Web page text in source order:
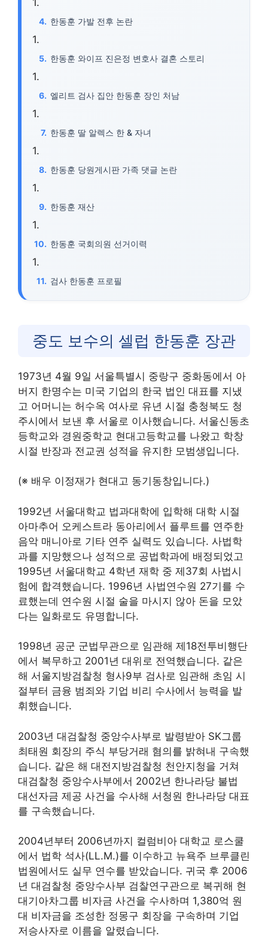
한동훈 가발 전후 논란
한동훈 와이프 진은정 변호사 결혼 스토리
엘리트 검사 집안 한동훈 장인 처남
한동훈 딸 알렉스 한 & 자녀
한동훈 당원게시판 가족 댓글 논란
한동훈 재산
한동훈 국회의원 선거이력
검사 한동훈 프로필
중도 보수의 셀럽 한동훈 장관
1973년 4월 9일 서울특별시 중랑구 중화동에서 아
버지 한명수는 미국 기업의 한국 법인 대표를 지냈
고 어머니는 허수옥 여사로 유년 시절 충청북도 청
주시에서 보낸 후 서울로 이사했습니다. 서울신동초
등학교와 경원중학교 현대고등학교를 나왔고 학창
시절 반장과 전교권 성적을 유지한 모범생입니다.
(※ 배우 이정재가 현대고 동기동창입니다.)
1992년 서울대학교 법과대학에 입학해 대학 시절
아마추어 오케스트라 동아리에서 플루트를 연주한
음악 매니아로 기타 연주 실력도 있습니다. 사법학
과를 지망했으나 성적으로 공법학과에 배정되었고
1995년 서울대학교 4학년 재학 중 제37회 사법시
험에 합격했습니다. 1996년 사법연수원 27기를 수
료했는데 연수원 시절 술을 마시지 않아 돈을 모았
다는 일화로도 유명합니다.
1998년 공군 군법무관으로 임관해 제18전투비행단
에서 복무하고 2001년 대위로 전역했습니다. 같은
해 서울지방검찰청 형사9부 검사로 임관해 초임 시
절부터 금융 범죄와 기업 비리 수사에서 능력을 발
휘했습니다.
2003년 대검찰청 중앙수사부로 발령받아 SK그룹
최태원 회장의 주식 부당거래 혐의를 밝혀내 구속했
습니다. 같은 해 대전지방검찰청 천안지청을 거쳐
대검찰청 중앙수사부에서 2002년 한나라당 불법
대선자금 제공 사건을 수사해 서청원 한나라당 대표
를 구속했습니다.
2004년부터 2006년까지 컬럼비아 대학교 로스쿨
에서 법학 석사(LL.M.)를 이수하고 뉴욕주 브루클린
법원에서도 실무 연수를 받았습니다. 귀국 후 2006
년 대검찰청 중앙수사부 검찰연구관으로 복귀해 현
대기아차그룹 비자금 사건을 수사하며 1,380억 원
대 비자금을 조성한 정몽구 회장을 구속하며 기업
저승사자로 이름을 알렸습니다.